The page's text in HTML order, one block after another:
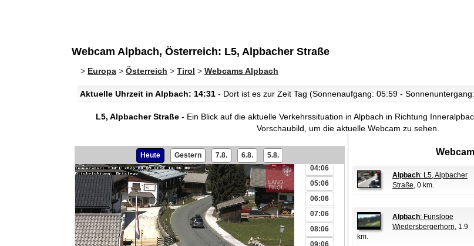
Webcam Alpbach, Österreich: L5, Alpbacher Straße
> Europa > Österreich > Tirol > Webcams Alpbach
Aktuelle Uhrzeit in Alpbach: 14:31 - Dort ist es zur Zeit Tag (Sonnenaufgang: 05:59 -
L5, Alpbacher Straße- Ein Blick auf die aktuelle Verkehrssituation in Alpbach in Richtung
Vorschaubild, um die aktuelle Webcam zu sehen.
Heute Gestern 7.8. 6.8. 5.8.
04:06
05:06
06:06
07:06
08:06
09:06
Alpbach: L5, Alpbacher
Straße, 0 km.
Alpbach: Funslope
Wiedersbergerhorn, 1.9
km.